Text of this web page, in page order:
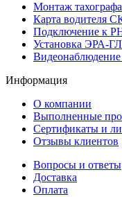
Монтаж тахографа
Карта водителя
Подключение к
Установка
Видеонаблюдение
Информация
О компании
Выполненные
Сертификаты и
Отзывы клиентов
Вопросы и ответы
Доставка
Оплата